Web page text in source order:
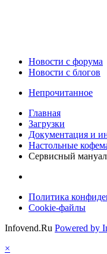
Новости c форума
Новости с блогов
Непрочитанное
Главная
Загрузки
Документация и
Настольные
Сервисный
Политика
Cookie-файлы
Infovend.Ru Powered by
×